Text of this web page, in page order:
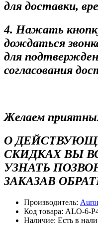
для доставки,
4. Нажать
дождаться
для
согласования
Желаем
О
СКИДКАХ ВЫ
УЗНАТЬ
ЗАКАЗАВ
Производитель:
Код товара: ALO-6-
Наличие: Есть в